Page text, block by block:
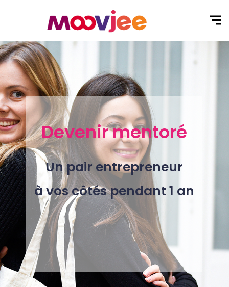
Devenir mentoré
Un pair entrepreneur
à vos côtés pendant 1 an